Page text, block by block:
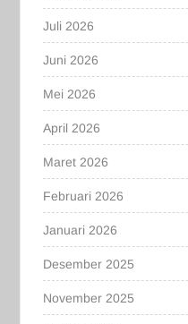
Juli 2026
Juni 2026
Mei 2026
April 2026
Maret 2026
Februari 2026
Januari 2026
Desember 2025
November 2025